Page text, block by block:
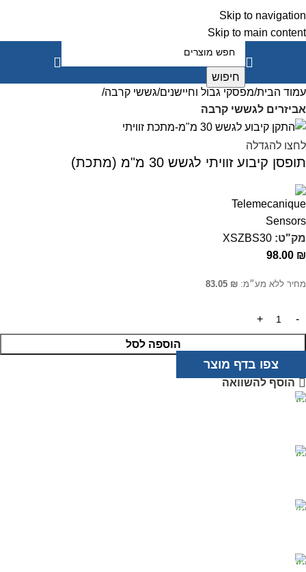
Skip to navigation
Skip to main content
חיפוש
עמוד הבית מפסקי גבול וחיישנים גששי קרבה
אביזרים לגששי קרבה
לחצו להגדלה
תופסן קיבוע זוויתי לגשש 30 מ"מ (מתכת)
מק"ט: XSZBS30
98.00 ₪
מחיר ללא מע״מ: 83.05 ₪
הוספה לסל
צפו בדף מוצר
הוסף להשוואה